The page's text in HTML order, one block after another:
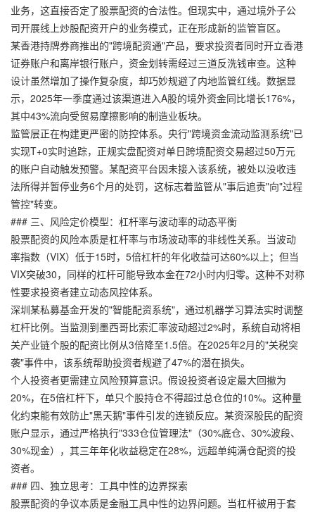
业务，这直接否定了股票配资的合法性。但现实中，通过境外子公
司开展线上炒股配资开户的业务模式，正在形成新的监管盲区。
某香港持牌券商推出的"跨境配资通"产品，要求投资者同时开立香港
证券账户和离岸银行账户，资金划转需经过三道反洗钱审查。这种
设计虽然增加了操作复杂度，却巧妙规避了内地监管红线。数据显
示，2025年一季度通过该渠道进入A股的境外资金同比增长176%，
其中43%流向受贸易摩擦影响的制造业板块。
监管层正在构建更严密的防控体系。央行"跨境资金流动监测系统"已
实现T+0实时追踪， 正规实盘配资对单日跨境配资交易超过50万元
的账户自动触发预警。某配资平台因未接入该系统，被处以没收违
法所得并暂停业务6个月的处罚，这标志着监管从"事后追责"向"过程
管控"转变。
### 三、风险定价模型：杠杆率与波动率的动态平衡
股票配资的风险本质是杠杆率与市场波动率的非线性关系。当波动
率指数（VIX）低于15时，5倍杠杆的年化收益可达60%以上；但当
VIX突破30，同样的杠杆可能导致本金在72小时内归零。这种不对称
性要求投资者建立动态风控体系。
深圳某私募基金开发的"智能配资系统"，通过机器学习算法实时调整
杠杆比例。当监测到墨西哥比索汇率波动超过2%时，系统自动将相
关产业链个股的配资比例从3倍降至1.5倍。在2025年2月的"关税突
袭"事件中，该系统帮助投资者规避了47%的潜在损失。
个人投资者更需建立风险预算意识。假设投资者设定最大回撤为
20%，在5倍杠杆下，单只个股持仓不得超过总仓位的10%。这种量
化约束能有效防止"黑天鹅"事件引发的连锁反应。某资深股民的配资
账户显示，通过严格执行"333仓位管理法"（30%底仓、30%波段、
30%现金），其三年年化收益稳定在28%，远超单纯满仓配资的投
资者。
### 四、独立思考：工具中性的边界探索
股票配资的争议本质是金融工具中性的边界问题。当杠杆被用于套